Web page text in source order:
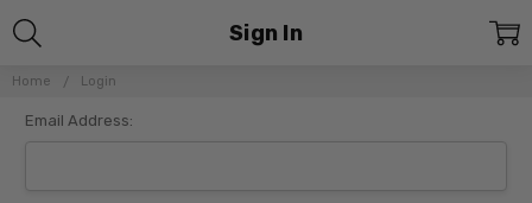
Home Login
Sign In
Email Address: